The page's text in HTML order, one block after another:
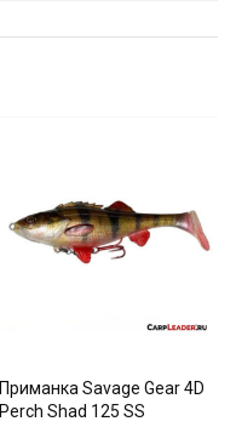
Приманка Savage Gear 4D
Perch Shad 125 SS